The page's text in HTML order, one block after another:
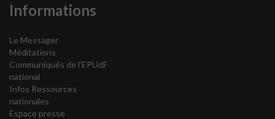
Informations
Le Messager
Méditations
Communiqués de l’EPUdF
national
Infos Ressources
nationales
Espace presse